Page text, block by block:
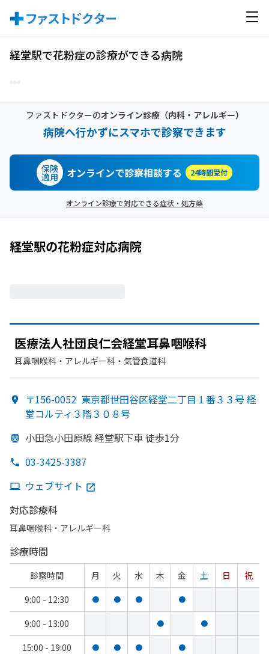
経堂駅で花粉症の診療ができる病院
ファストドクターのオンライン診療（内科・アレルギー）
病院へ行かずにスマホで診察できます
保険
適用 オンラインで診察相談する 24時間受付
オンライン診療で対応できる症状・処方薬
経堂駅の花粉症対応病院
医療法人社団良仁会経堂耳鼻咽喉科
耳鼻咽喉科・​アレルギー科・​気管食道科
〒156-0052 東京都世田谷区経堂二丁目１番３３号 経
堂コルティ３階３０８号
小田急小田原線 経堂駅下車 徒歩1分
03-3425-3387
ウェブサイト
対応診療科
耳鼻咽喉科・​アレルギー科
診療時間
診察時間 月 火 水 木 金 土 日
祝
9:00 - 12:30
● ● ● ●
9:00 - 13:00 ● ●
15:00 - 19:00 ● ● ● ●